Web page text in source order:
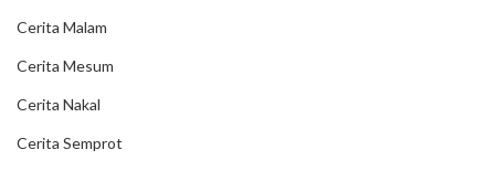
Cerita Malam
Cerita Mesum
Cerita Nakal
Cerita Semprot